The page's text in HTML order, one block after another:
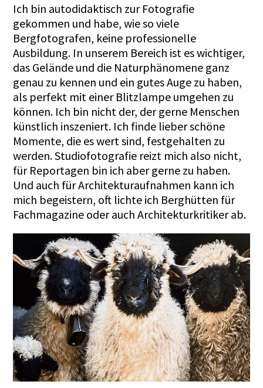
Ich bin autodidaktisch zur Fotografie
gekommen und habe, wie so viele
Bergfotografen, keine professionelle
Ausbildung. In unserem Bereich ist es wichtiger,
das Gelände und die Naturphänomene ganz
genau zu kennen und ein gutes Auge zu haben,
als perfekt mit einer Blitzlampe umgehen zu
können. Ich bin nicht der, der gerne Menschen
künstlich inszeniert. Ich finde lieber schöne
Momente, die es wert sind, festgehalten zu
werden. Studiofotografie reizt mich also nicht,
für Reportagen bin ich aber gerne zu haben.
Und auch für Architekturaufnahmen kann ich
mich begeistern, oft lichte ich Berghütten für
Fachmagazine oder auch Architekturkritiker ab.